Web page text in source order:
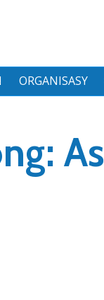
ORGANISASY
As